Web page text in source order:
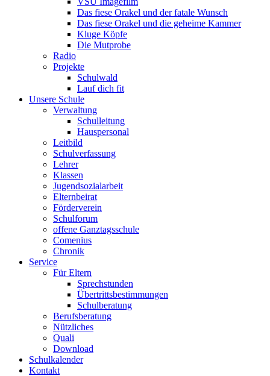
Das fiese Orakel und der fatale Wunsch
Das fiese Orakel und die geheime Kammer
Kluge Köpfe
Die Mutprobe
Radio
Projekte
Schulwald
Lauf dich fit
Unsere Schule
Verwaltung
Schulleitung
Hauspersonal
Leitbild
Schulverfassung
Lehrer
Klassen
Jugendsozialarbeit
Elternbeirat
Förderverein
Schulforum
offene Ganztagsschule
Comenius
Chronik
Service
Für Eltern
Sprechstunden
Übertrittsbestimmungen
Schulberatung
Berufsberatung
Nützliches
Quali
Download
Schulkalender
Kontakt